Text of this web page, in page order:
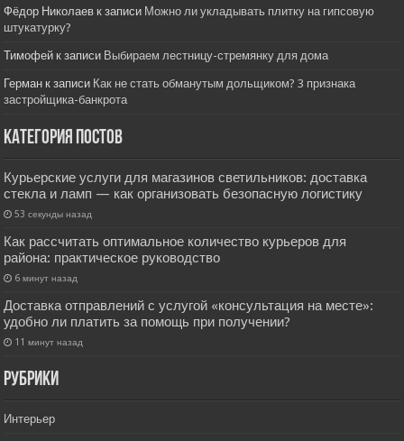
Фёдор Николаев к записи Можно ли укладывать плитку на гипсовую
штукатурку?
Тимофей к записи Выбираем лестницу-стремянку для дома
Герман к записи Как не стать обманутым дольщиком? 3 признака
застройщика-банкрота
Категория постов
Курьерские услуги для магазинов светильников: доставка
стекла и ламп — как организовать безопасную логистику
53 секунды назад
Как рассчитать оптимальное количество курьеров для
района: практическое руководство
6 минут назад
Доставка отправлений с услугой «консультация на месте»:
удобно ли платить за помощь при получении?
11 минут назад
РУбрики
Интерьер